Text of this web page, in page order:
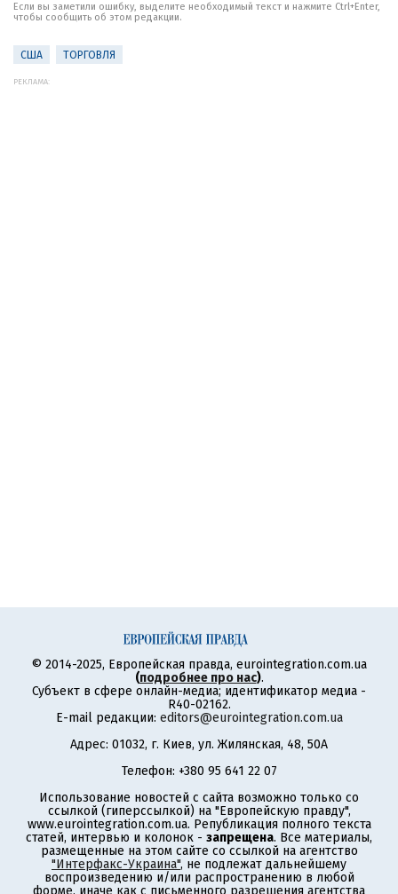
Если вы заметили ошибку, выделите необходимый текст и нажмите Ctrl+Enter,
чтобы сообщить об этом редакции.
США ТОРГОВЛЯ
РЕКЛАМА:
© 2014-2025, Европейская правда, eurointegration.com.ua
(подробнее про нас).
Субъект в сфере онлайн-медиа; идентификатор медиа -
R40-02162.
E-mail редакции: editors@eurointegration.com.ua
Адрес: 01032, г. Киев, ул. Жилянская, 48, 50А
Телефон: +380 95 641 22 07
Использование новостей с сайта возможно только со
ссылкой (гиперссылкой) на "Европейскую правду",
www.eurointegration.com.ua. Републикация полного текста
статей, интервью и колонок - запрещена. Все материалы,
размещенные на этом сайте со ссылкой на агентство
"Интерфакс-Украина", не подлежат дальнейшему
воспроизведению и/или распространению в любой
форме, иначе как с письменного разрешения агентства